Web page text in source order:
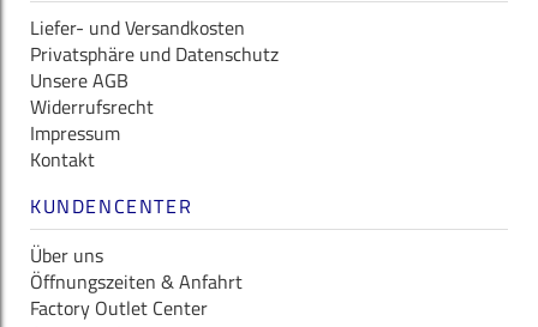
Liefer- und Versandkosten
Privatsphäre und Datenschutz
Unsere AGB
Widerrufsrecht
Impressum
Kontakt
KUNDENCENTER
Über uns
Öffnungszeiten & Anfahrt
Factory Outlet Center